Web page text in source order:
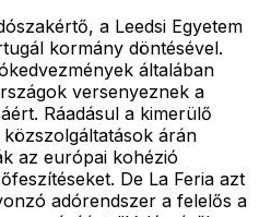
a Leedsi Egyetem
kormány döntésével.
általában
versenyeznek a
Ráadásul a kimerülő
árán
az európai kohézió
De La Feria azt
adórendszer a felelős a